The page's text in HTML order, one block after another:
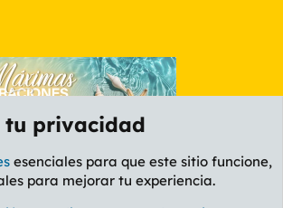
tu privacidad
esenciales para que este sitio funcione,
para mejorar tu experiencia.